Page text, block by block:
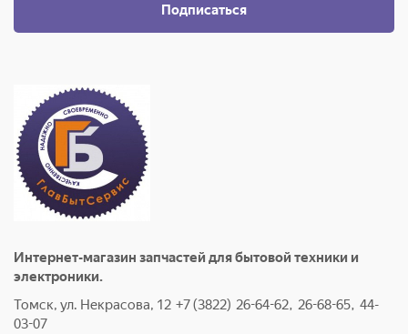
Подписаться
Интернет-магазин запчастей для бытовой техники и
электроники.
Томск, ул. Некрасова, 12 +7 (3822) 26-64-62, 26-68-65, 44-
03-07